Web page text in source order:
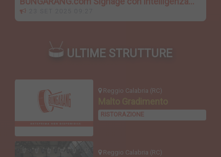
artificiale
ULTIME STRUTTURE
Reggio Calabria (RC)
RISTORAZIONE
Reggio Calabria (RC)